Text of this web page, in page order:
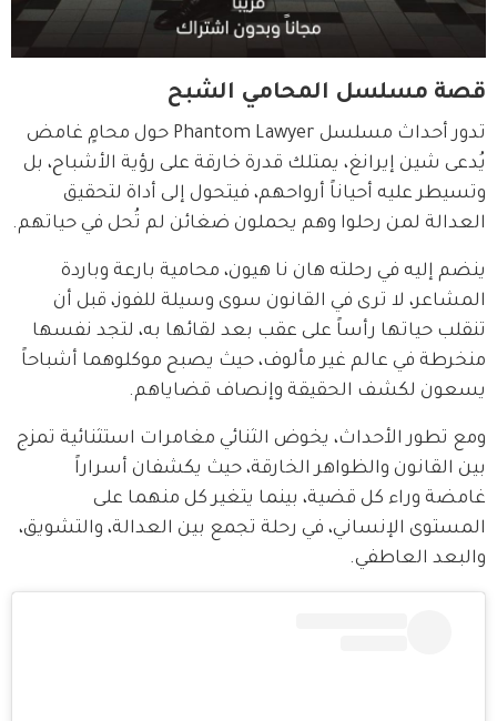
قصة مسلسل المحامي الشبح
تدور أحداث مسلسل Phantom Lawyer حول محامٍ غامض
يُدعى شين إيرانغ، يمتلك قدرة خارقة على رؤية الأشباح، بل
وتسيطر عليه أحياناً أرواحهم، فيتحول إلى أداة لتحقيق
العدالة لمن رحلوا وهم يحملون ضغائن لم تُحل في حياتهم.
ينضم إليه في رحلته هان نا هيون، محامية بارعة وباردة
المشاعر، لا ترى في القانون سوى وسيلة للفوز، قبل أن
تنقلب حياتها رأساً على عقب بعد لقائها به، لتجد نفسها
منخرطة في عالم غير مألوف، حيث يصبح موكلوهما أشباحاً
يسعون لكشف الحقيقة وإنصاف قضاياهم.
ومع تطور الأحداث، يخوض الثنائي مغامرات استثنائية تمزج
بين القانون والظواهر الخارقة، حيث يكشفان أسراراً
غامضة وراء كل قضية، بينما يتغير كل منهما على
المستوى الإنساني، في رحلة تجمع بين العدالة، والتشويق،
والبعد العاطفي.